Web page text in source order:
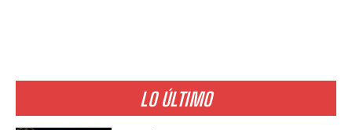
LO ÚLTIMO